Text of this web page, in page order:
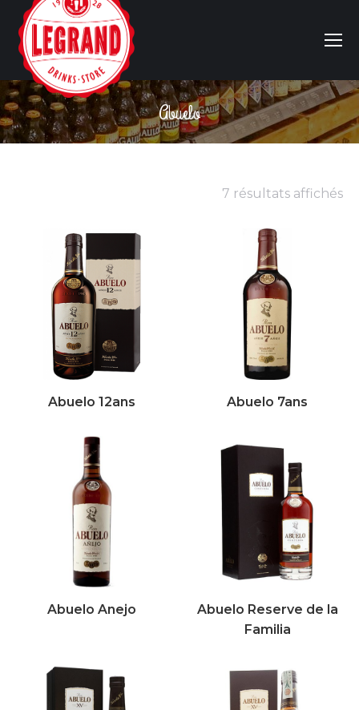
Abuelo
Vous êtes ici :
7 résultats affichés
Abuelo 12ans Abuelo 7ans
Abuelo Anejo
Abuelo Reserve de la
Familia